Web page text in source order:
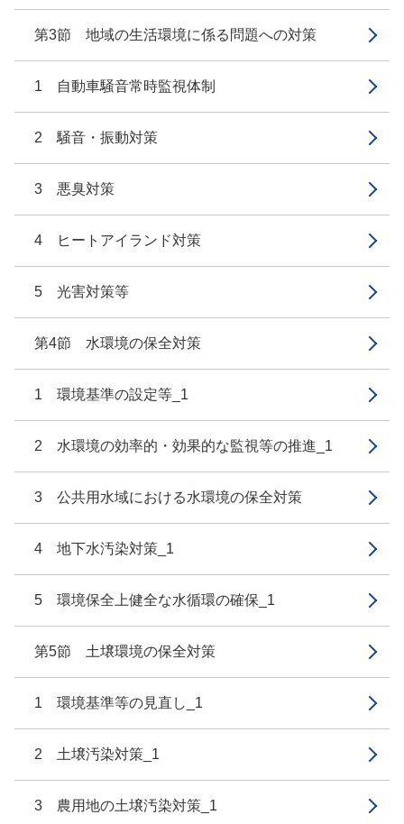
第3節 地域の生活環境に係る問題への対策
1 自動車騒音常時監視体制
2 騒音・振動対策
3 悪臭対策
4 ヒートアイランド対策
5 光害対策等
第4節 水環境の保全対策
1 環境基準の設定等_1
2 水環境の効率的・効果的な監視等の推進_1
3 公共用水域における水環境の保全対策
4 地下水汚染対策_1
5 環境保全上健全な水循環の確保_1
第5節 土壌環境の保全対策
1 環境基準等の見直し_1
2 土壌汚染対策_1
3 農用地の土壌汚染対策_1